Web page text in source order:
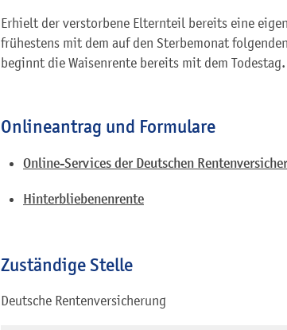
Erhielt der verstorbene Elternteil bereits eine
frühestens mit dem auf den Sterbemonat
beginnt die Waisenrente bereits mit dem Todestag.
Onlineantrag und Formulare
Online-Services der Deutschen
Hinterbliebenenrente
Zuständige Stelle
Deutsche Rentenversicherung